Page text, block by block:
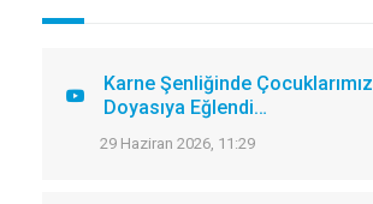
Karne Şenliğinde Çocuklarımız
Doyasıya Eğlendi…
29 Haziran 2026, 11:29